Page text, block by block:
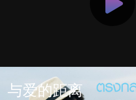
与爱的距离